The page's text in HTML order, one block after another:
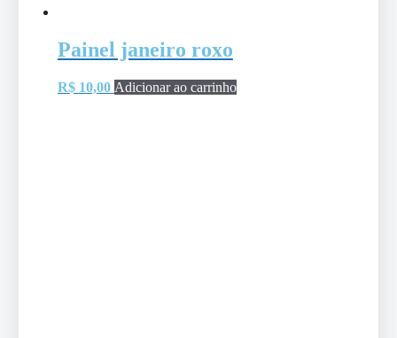
Painel janeiro roxo
R$10,00 Adicionar ao carrinho